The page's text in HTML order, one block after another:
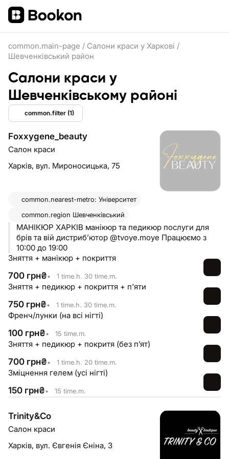
common.main-page / Салони краси у Харкові /
Шевченківський район
Салони краси у
Шевченківському районі
common.filter (1)
Foxxygene_beauty
Салон краси
Харків, вул. Мироносицька, 75
common.nearest-metro: Університет
common.region Шевченківський
МАНІКЮР ХАРКІВ манікюр та педикюр послуги для
брів та вій дистрибʼютор @tvoye.moye Працюємо з
10:00 до 19:00
Зняття + манікюр + покриття
700 грн₴• 1 time.h. 30 time.m.
Зняття + педикюр + покриття + п'яти
750 грн₴• 1 time.h. 30 time.m.
Френч/лунки (на всі нігті)
100 грн₴• 15 time.m.
Зняття + педикюр + покритя (без пʼят)
700 грн₴• 1 time.h. 20 time.m.
Зміцнення гелем (усі нігті)
150 грн₴• 15 time.m.
Trinity&Co
Салон краси
Харків, вул. Євгенія Єніна, 3